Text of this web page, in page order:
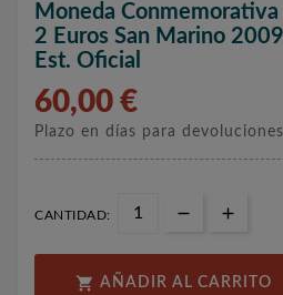
Moneda Conmemorativa
2 Euros San Marino
Est. Oficial
60,00 €
Plazo en días para
CANTIDAD:
 AÑADIR AL CARRITO